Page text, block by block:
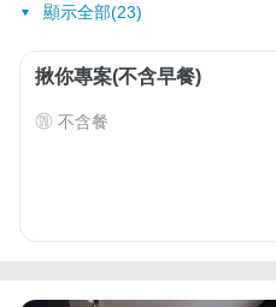
顯示全部(23)
揪你專案(不含早餐)
不含餐